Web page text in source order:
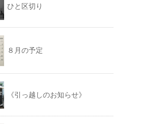
ひと区切り
８月の予定
《引っ越しのお知らせ》